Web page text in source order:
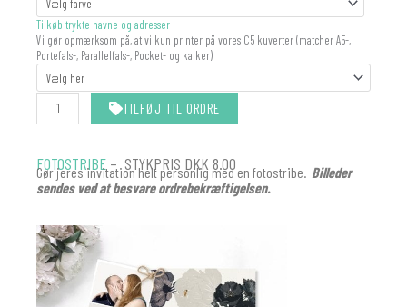
Tilkøb trykte navne og adresser
Vi gør opmærksom på, at vi kun printer på vores C5 kuverter (matcher A5-,
Portefals-, Parallelfals-, Pocket- og kalker)
TILFØJ TIL ORDRE
FOTOSTRIBE– STYKPRIS DKK 8.00
Gør jeres invitation helt personlig med en fotostribe. Billeder
sendes ved at besvare ordrebekræftigelsen.